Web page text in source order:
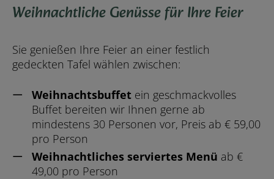
Weihnachtliche Genüsse für Ihre Feier
Sie genießen Ihre Feier an einer festlich
gedeckten Tafel wählen zwischen:
Weihnachtsbuffetein geschmackvolles
Buffet bereiten wir Ihnen gerne ab
mindestens 30 Personen vor, Preis ab € 59,00
pro Person
Weihnachtliches serviertes Menü ab €
49,00 pro Person